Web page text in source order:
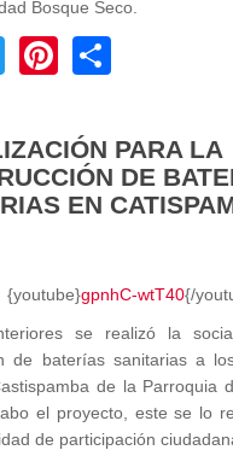
Bosque Seco.
TwitterPinterest
PARA LA
DE
EN
{youtube}gpnhC-wtT40{/
se realizó la
de baterías sanitarias a
de la Parroquia
el proyecto, este se lo
de participación
de Impuesto